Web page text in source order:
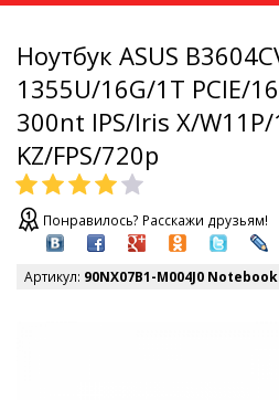
Ноутбук ASUS
1355U/16G/1T PCIE/
300nt IPS/Iris X/
KZ/FPS/720p
Понравилось? Расскажи друзьям!
Артикул: 90NX07B1-M004J0 Notebook